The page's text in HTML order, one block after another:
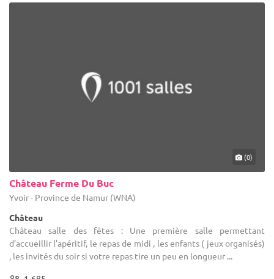
(0)
Château Ferme Du Buc
Yvoir - Province de Namur (WNA)
Château
Château salle des fêtes : Une première salle permettant
d’accueillir l’apéritif, le repas de midi , les enfants ( jeux organisés)
, les invités du soir si votre repas tire un peu en longueur ...